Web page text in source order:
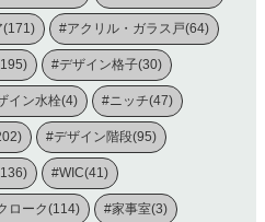
(171) #アクリル・ガラス戸(64)
#デザイン格子(30)
イン水栓(4) #ニッチ(47)
#デザイン階段(95)
#WIC(41)
ローク(114) #家事室(3)